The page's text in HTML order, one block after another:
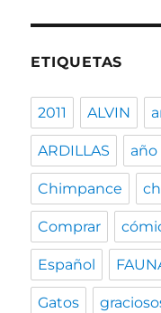
ETIQUETAS
2011 ALVIN
ARDILLAS año
Chimpance
Comprar
Español
Gatos